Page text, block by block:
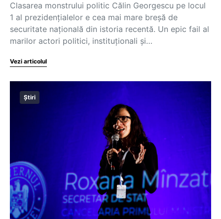
Clasarea monstrului politic Călin Georgescu pe locul
1 al prezidențialelor e cea mai mare breșă de
securitate națională din istoria recentă. Un epic fail al
marilor actori politici, instituționali și…
Vezi articolul
Știri